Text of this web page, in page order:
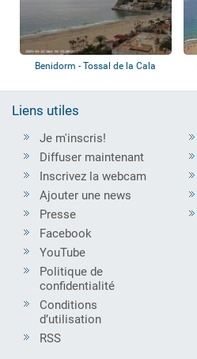
Benidorm - Tossal de la Cala
Liens utiles
Je m'inscris!
Diffuser maintenant
Inscrivez la webcam
Ajouter une news
Presse
Facebook
YouTube
Politique de
confidentialité
Conditions
d’utilisation
RSS